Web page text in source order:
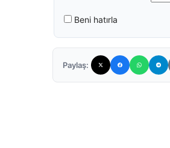
Beni hatırla
Paylaş: